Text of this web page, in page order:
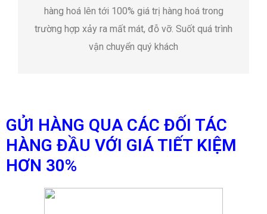
hàng hoá lên tới 100% giá trị hàng hoá trong
trường hợp xảy ra mất mát, đỗ vỡ. Suốt quá trình
vận chuyển quý khách
GỬI HÀNG QUA CÁC ĐỐI TÁC
HÀNG ĐẦU VỚI GIÁ TIẾT KIỆM
HƠN 30%